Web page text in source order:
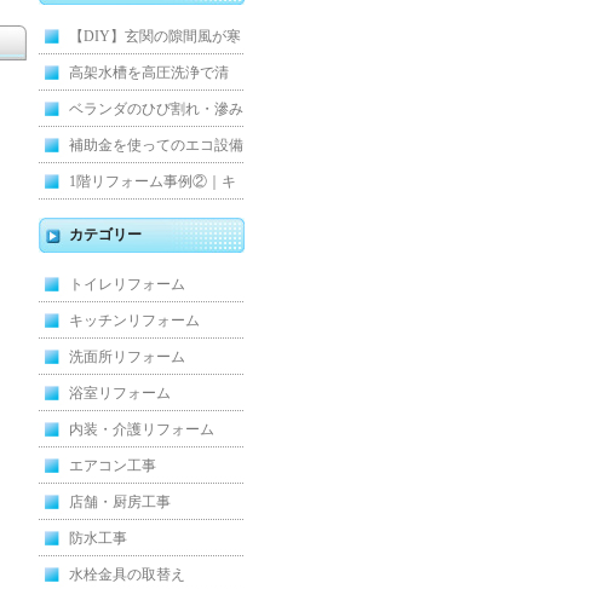
【DIY】玄関の隙間風が寒
くて断熱ドアに交換しまし
た
高架水槽を高圧洗浄で清
掃！衛生的な給水環境を維
持｜施工事例
ベランダのひび割れ・滲み
を解消！賃貸マンション防
水工事
補助金を使ってのエコ設備
住宅リフォーム
1階リフォーム事例②｜キ
ッチン・床・収納を一新
し、扉新設で動線を整えた
全面改修
カテゴリー
トイレリフォーム
キッチンリフォーム
洗面所リフォーム
浴室リフォーム
内装・介護リフォーム
エアコン工事
店舗・厨房工事
防水工事
水栓金具の取替え